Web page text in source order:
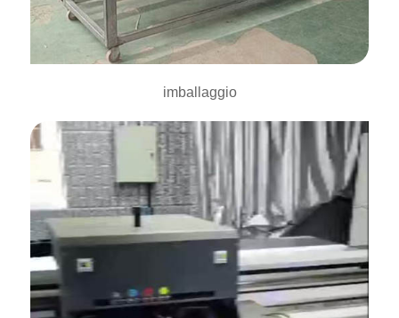
imballaggio